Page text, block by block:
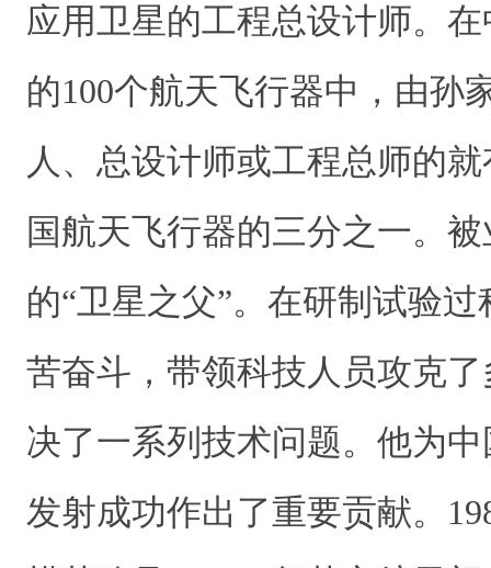
应用卫星的工程总设计师。
的100个航天飞行器中，由孙
人、总设计师或工程总师的
国航天飞行器的三分之一。
的“卫星之父”。在研制试验
苦奋斗，带领科技人员攻克
决了一系列技术问题。他为
发射成功作出了重要贡献。